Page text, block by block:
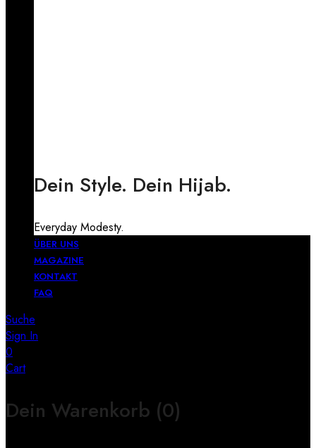
Dein Style. Dein Hijab.
Everyday Modesty.
ÜBER UNS
MAGAZINE
KONTAKT
FAQ
Suche
Sign In
0
Cart
Dein Warenkorb (0)